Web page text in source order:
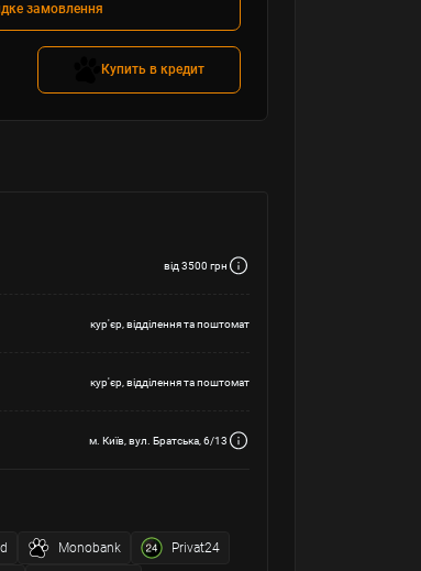
замовлення
Купить в кредит
від 3500 грн
кур'єр, відділення та поштомат
кур'єр, відділення та поштомат
м. Київ, вул. Братська, 6/13
Monobank Privat24